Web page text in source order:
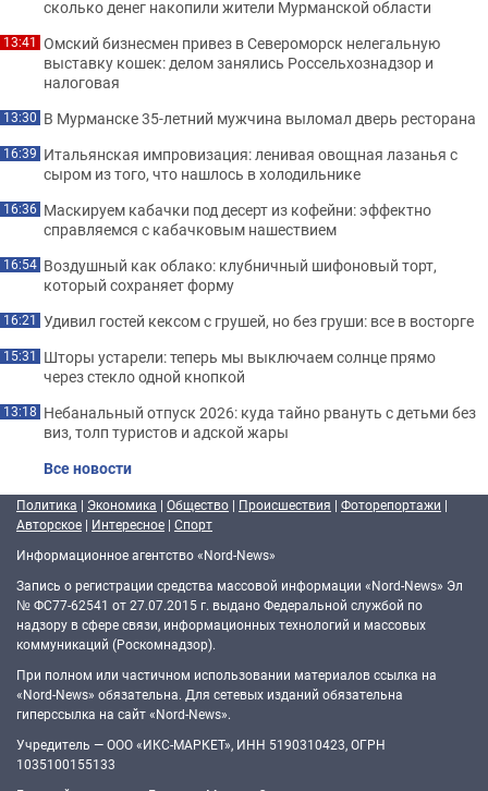
сколько денег накопили жители Мурманской области
13:41 Омский бизнесмен привез в Североморск нелегальную
выставку кошек: делом занялись Россельхознадзор и
налоговая
13:30 В Мурманске 35-летний мужчина выломал дверь ресторана
16:39 Итальянская импровизация: ленивая овощная лазанья с
сыром из того, что нашлось в холодильнике
16:36 Маскируем кабачки под десерт из кофейни: эффектно
справляемся с кабачковым нашествием
16:54 Воздушный как облако: клубничный шифоновый торт,
который сохраняет форму
16:21 Удивил гостей кексом с грушей, но без груши: все в восторге
15:31 Шторы устарели: теперь мы выключаем солнце прямо
через стекло одной кнопкой
13:18 Небанальный отпуск 2026: куда тайно рвануть с детьми без
виз, толп туристов и адской жары
Все новости
Политика | Экономика | Общество | Происшествия | Фоторепортажи |
Авторское | Интересное | Спорт
Информационное агентство «Nord-News»
Запись о регистрации средства массовой информации «Nord-News» Эл
№ ФС77-62541 от 27.07.2015 г. выдано Федеральной службой по
надзору в сфере связи, информационных технологий и массовых
коммуникаций (Роскомнадзор).
При полном или частичном использовании материалов ссылка на
«Nord-News» обязательна. Для сетевых изданий обязательна
гиперссылка на сайт «Nord-News».
Учредитель — ООО «ИКС-МАРКЕТ», ИНН 5190310423, ОГРН
1035100155133